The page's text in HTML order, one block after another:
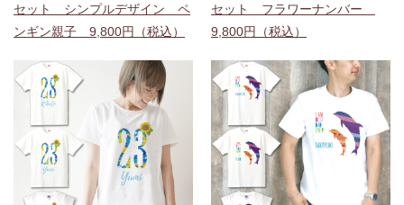
セット シンプルデザイン ペ
ンギン親子 9,800円（税込）
セット フラワーナンバー
9,800円（税込）